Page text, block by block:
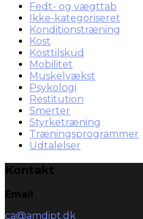
Fedt- og vægttab
Ikke-kategoriseret
Konditionstræning
Kost
Kosttilskud
Mobilitet
Muskelvækst
Psykologi
Restitution
Smerter
Styrketræning
Træningsprogrammer
Udtalelser
Kontakt
Email
ca@amdipt.dk